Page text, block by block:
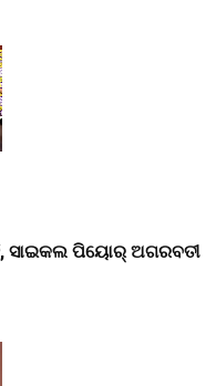
ସାଇକଲ ପିୟୋର୍‌ ଅଗରବତୀ